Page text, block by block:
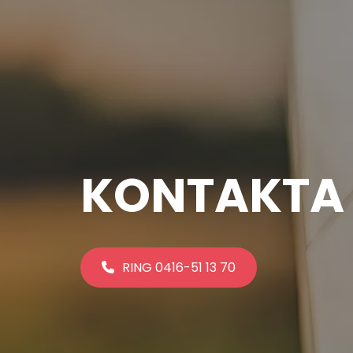
KONTAKTA
RING 0416-51 13 70